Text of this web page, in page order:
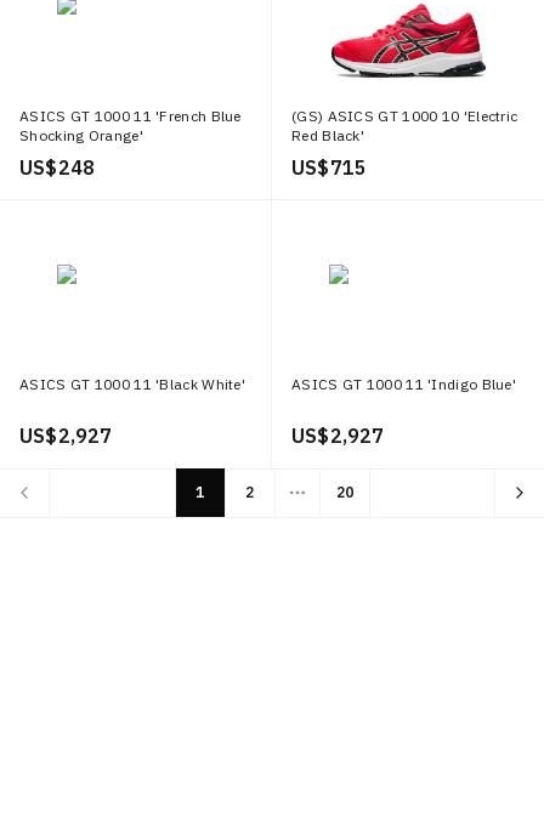
ASICS GT 1000 11 'French Blue
Shocking Orange'
US$ 248
(GS) ASICS GT 1000 10 'Electric
Red Black'
US$ 715
ASICS GT 1000 11 'Black White'
US$ 2,927
ASICS GT 1000 11 'Indigo Blue'
US$ 2,927
1 2
More pages
20